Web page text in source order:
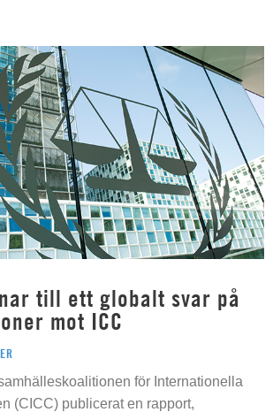
till ett globalt svar på
mot ICC
för Internationella
(CICC) publicerat en rapport,